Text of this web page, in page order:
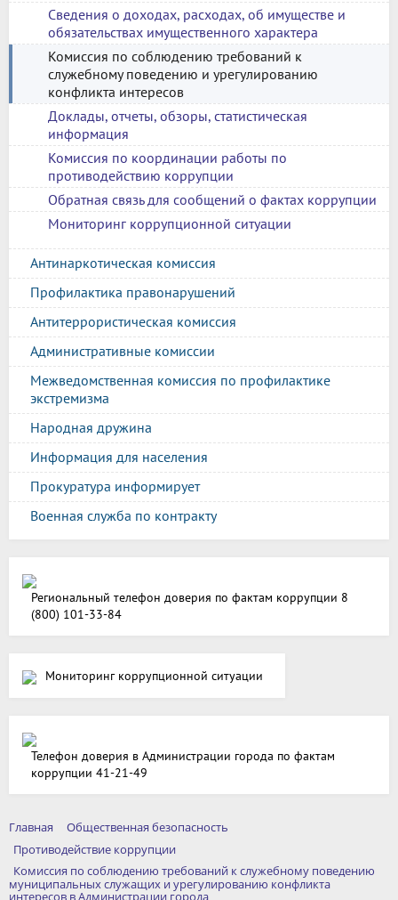
Сведения о доходах, расходах, об имуществе и
обязательствах имущественного характера
Комиссия по соблюдению требований к
служебному поведению и урегулированию
конфликта интересов
Доклады, отчеты, обзоры, статистическая
информация
Комиссия по координации работы по
противодействию коррупции
Обратная связь для сообщений о фактах коррупции
Мониторинг коррупционной ситуации
Антинаркотическая комиссия
Профилактика правонарушений
Антитеррористическая комиссия
Административные комиссии
Межведомственная комиссия по профилактике
экстремизма
Народная дружина
Информация для населения
Прокуратура информирует
Военная служба по контракту
Региональный телефон доверия по фактам коррупции 8
(800) 101-33-84
Мониторинг коррупционной ситуации
Телефон доверия в Администрации города по фактам
коррупции 41-21-49
Главная
Общественная безопасность
Противодействие коррупции
Комиссия по соблюдению требований к служебному поведению
муниципальных служащих и урегулированию конфликта
интересов в Администрации города